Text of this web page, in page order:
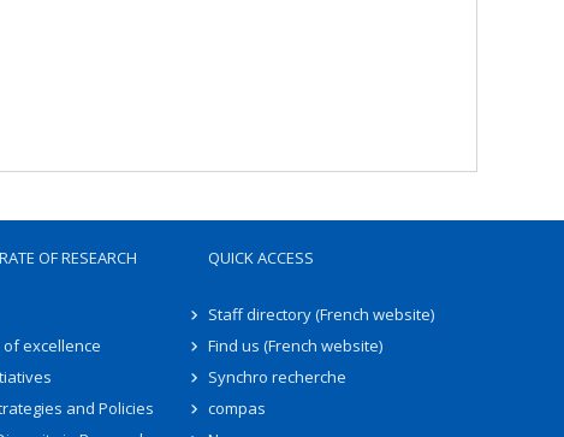
OF RESEARCH
excellence
and Policies
QUICK ACCESS
Staff directory (French website)
Find us (French website)
Synchro recherche
compas